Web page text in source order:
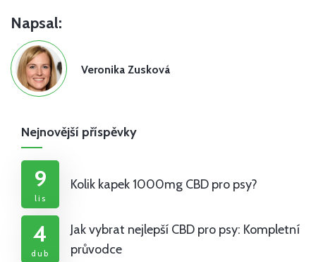
Napsal:
Veronika Zusková
Nejnovější příspěvky
9
lis
Kolik kapek 1000mg CBD pro psy?
4
dub
Jak vybrat nejlepší CBD pro psy: Kompletní
průvodce